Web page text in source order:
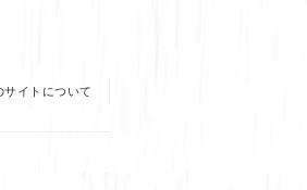
サイトについて